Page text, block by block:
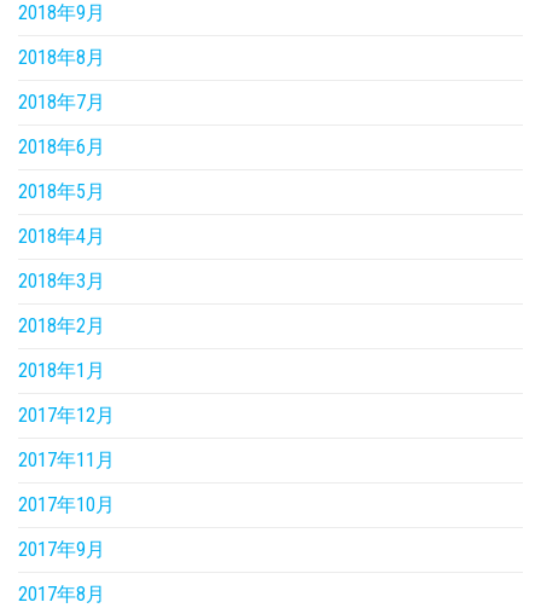
2018年9月
2018年8月
2018年7月
2018年6月
2018年5月
2018年4月
2018年3月
2018年2月
2018年1月
2017年12月
2017年11月
2017年10月
2017年9月
2017年8月